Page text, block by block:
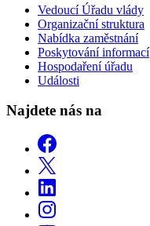
Vedoucí Úřadu vlády
Organizační struktura
Nabídka zaměstnání
Poskytování informací
Hospodaření úřadu
Události
Najdete nás na